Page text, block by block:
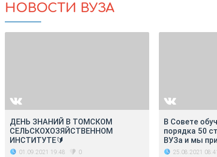
НОВОСТИ ВУЗА
ДЕНЬ ЗНАНИЙ В ТОМСКОМ
СЕЛЬСКОХОЗЯЙСТВЕННОМ
ИНСТИТУТЕ🔰
01.09.2021 19:48 0
В Совете
порядка 50
ВУЗа и мы
25.08.2021